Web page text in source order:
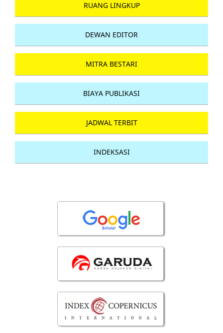
RUANG LINGKUP
DEWAN EDITOR
MITRA BESTARI
BIAYA PUBLIKASI
JADWAL TERBIT
INDEKSASI